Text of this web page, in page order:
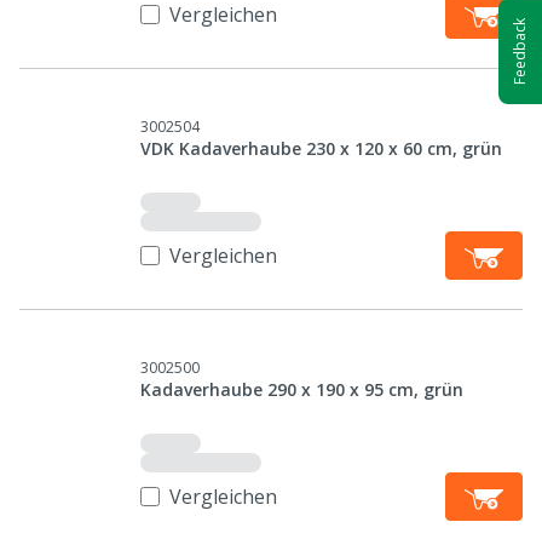
Vergleichen
3002504
VDK Kadaverhaube 230 x 120 x 60 cm, grün
Vergleichen
3002500
Kadaverhaube 290 x 190 x 95 cm, grün
Vergleichen
Feedback